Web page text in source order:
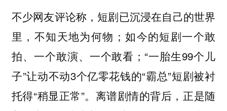
不少网友评论称，短剧已沉浸在自己的世界
里，不知天地为何物；如今的短剧一个敢
拍、一个敢演、一个敢看；“一胎生99个儿
子”让动不动3个亿零花钱的“霸总”短剧被衬
托得“稍显正常”。离谱剧情的背后，正是随